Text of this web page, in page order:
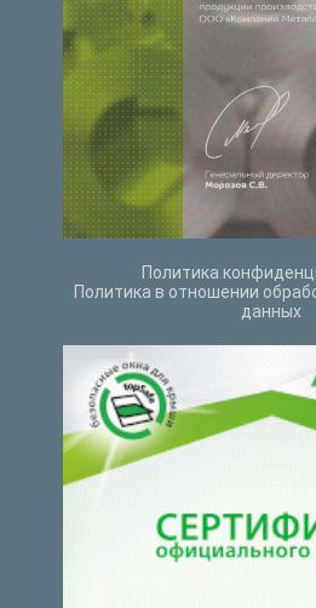
Политика
Политика в отношении
данных